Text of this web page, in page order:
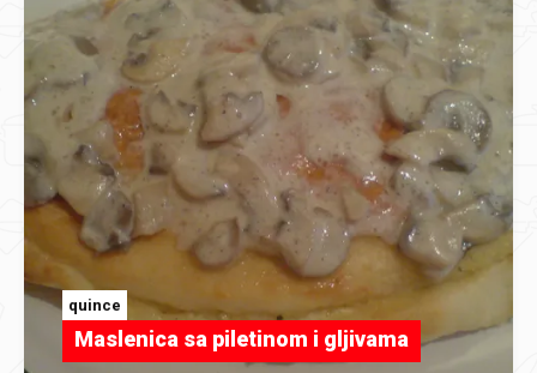
quince
Maslenica sa piletinom i gljivama